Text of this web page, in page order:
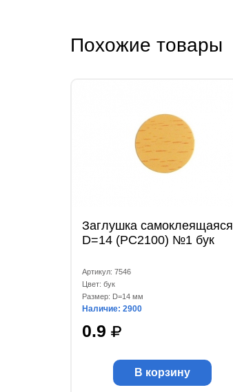
Похожие товары
Заглушка самоклеящаяся
D=14 (РС2100) №1 бук
Артикул: 7546
Цвет: бук
Размер: D=14 мм
Наличие: 2900
0.9
В корзину